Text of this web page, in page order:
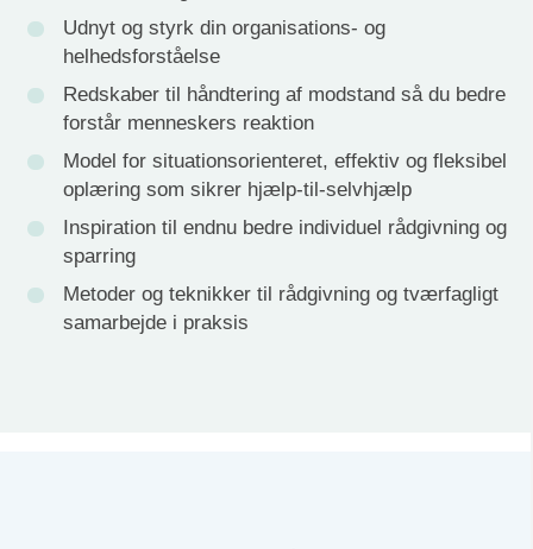
Udnyt og styrk din organisations- og
helhedsforståelse
Redskaber til håndtering af modstand så du bedre
forstår menneskers reaktion
Model for situationsorienteret, effektiv og fleksibel
oplæring som sikrer hjælp-til-selvhjælp
Inspiration til endnu bedre individuel rådgivning og
sparring
Metoder og teknikker til rådgivning og tværfagligt
samarbejde i praksis